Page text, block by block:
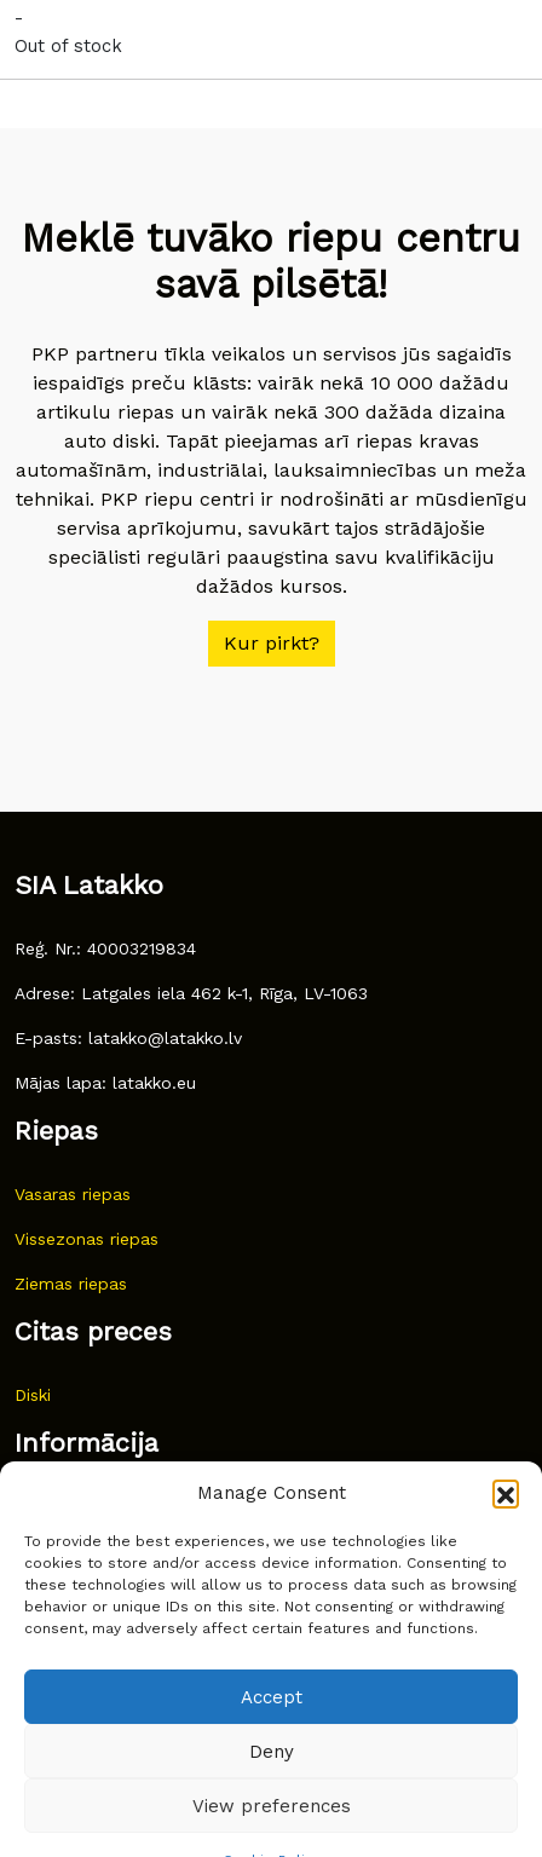
Manage Consent
To provide the best experiences, we use technologies like
cookies to store and/or access device information. Consenting to
these technologies will allow us to process data such as browsing
behavior or unique IDs on this site. Not consenting or withdrawing
consent, may adversely affect certain features and functions.
Accept
Deny
View preferences
-
Out of stock
Meklē tuvāko riepu centru
savā pilsētā!
PKP partneru tīkla veikalos un servisos jūs sagaidīs
iespaidīgs preču klāsts: vairāk nekā 10 000 dažādu
artikulu riepas un vairāk nekā 300 dažāda dizaina
auto diski. Tapāt pieejamas arī riepas kravas
automašīnām, industriālai, lauksaimniecības un meža
tehnikai. PKP riepu centri ir nodrošināti ar mūsdienīgu
servisa aprīkojumu, savukārt tajos strādājošie
speciālisti regulāri paaugstina savu kvalifikāciju
dažādos kursos.
Kur pirkt?
SIA Latakko
Reģ. Nr.: 40003219834
Adrese: Latgales iela 462 k-1, Rīga, LV-1063
E-pasts: latakko@latakko.lv
Mājas lapa: latakko.eu
Riepas
Vasaras riepas
Vissezonas riepas
Ziemas riepas
Citas preces
Diski
Informācija
Bieži uzdoti jautājumi
Kur pirkt?
Sīkdatņu politika
Copyright © Latakko 2024